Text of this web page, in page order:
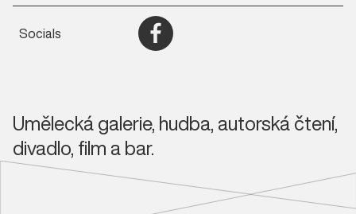
Socials Otevřít Facebook (nové okno)
Umělecká galerie, hudba, autorská čtení,
divadlo, film a bar.